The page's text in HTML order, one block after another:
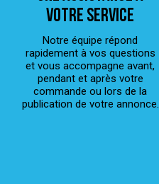
votre service
Notre équipe répond
rapidement à vos questions
et vous accompagne avant,
pendant et après votre
commande ou lors de la
publication de votre annonce.